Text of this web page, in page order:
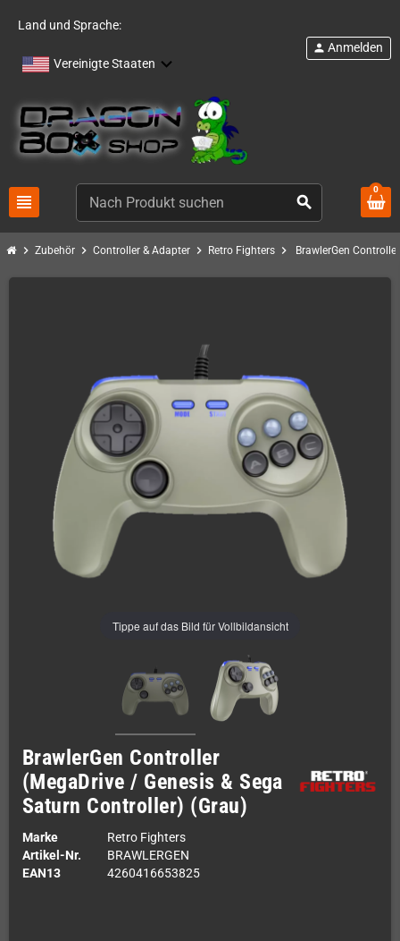
Land und Sprache:
Vereinigte Staaten
view_headline search
person Anmelden
0
chevron_right Zubehör chevron_right Controller & Adapter chevron_right Retro Fighters chevron_right BrawlerGen
Tippe auf das Bild für Vollbildansicht
BrawlerGen Controller
(MegaDrive / Genesis & Sega
Saturn Controller) (Grau)
Marke
Retro Fighters
Artikel-Nr.
BRAWLERGEN
EAN13
4260416653825